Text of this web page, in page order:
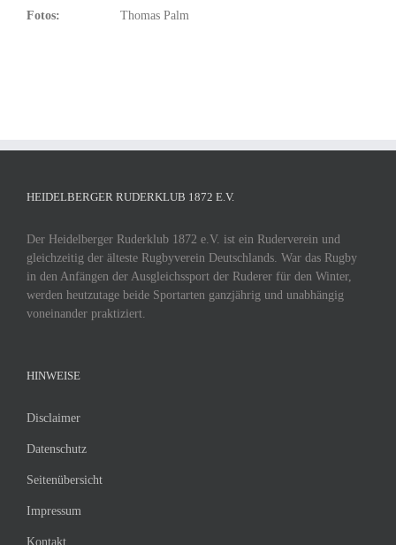
Fotos: Thomas Palm
HEIDELBERGER RUDERKLUB 1872 E.V.
Der Heidelberger Ruderklub 1872 e.V. ist ein Ruderverein und
gleichzeitig der älteste Rugbyverein Deutschlands. War das Rugby
in den Anfängen der Ausgleichssport der Ruderer für den Winter,
werden heutzutage beide Sportarten ganzjährig und unabhängig
voneinander praktiziert.
HINWEISE
Disclaimer
Datenschutz
Seitenübersicht
Impressum
Kontakt